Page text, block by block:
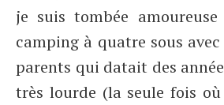
je suis tombée
camping à quatre sous
parents qui datait des
très lourde (la seule fois